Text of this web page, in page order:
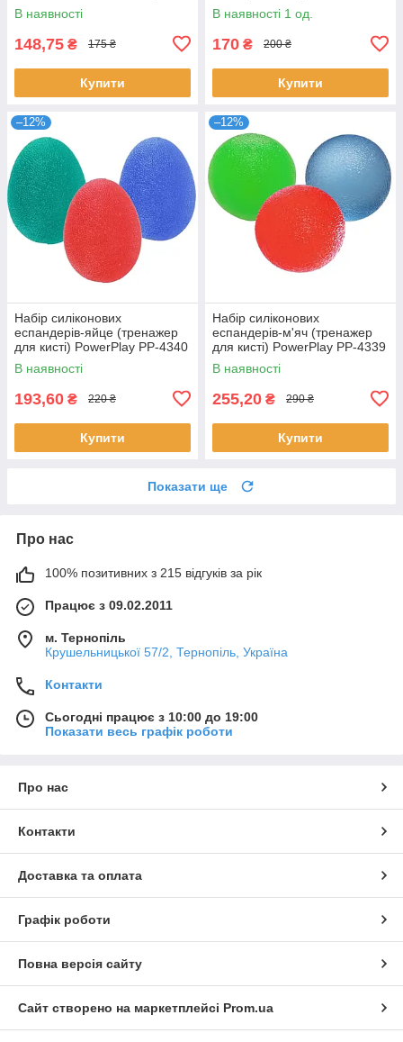
В наявності
148,75 ₴ 175 ₴
Купити
В наявності 1 од.
170 ₴ 200 ₴
Купити
–12%
Набір силіконових
еспандерів-яйце (тренажер
для кисті) PowerPlay PP-4340
Power Grip Set (набір 3 шт.)
В наявності
193,60 ₴ 220 ₴
Купити
–12%
Набір силіконових
еспандерів-м'яч (тренажер
для кисті) PowerPlay PP-4339
Grip Ball Set (набір 3 шт.)
В наявності
255,20 ₴ 290 ₴
Купити
Показати ще
Про нас
100% позитивних з 215 відгуків за рік
Працює з 09.02.2011
м. Тернопіль
Крушельницької 57/2, Тернопіль, Україна
Контакти
Сьогодні працює з 10:00 до 19:00
Показати весь графік роботи
Про нас
Контакти
Доставка та оплата
Графік роботи
Повна версія сайту
Сайт створено на маркетплейсі Prom.ua